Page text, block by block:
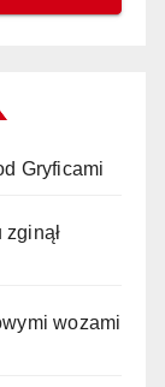
Gryficami
wozami